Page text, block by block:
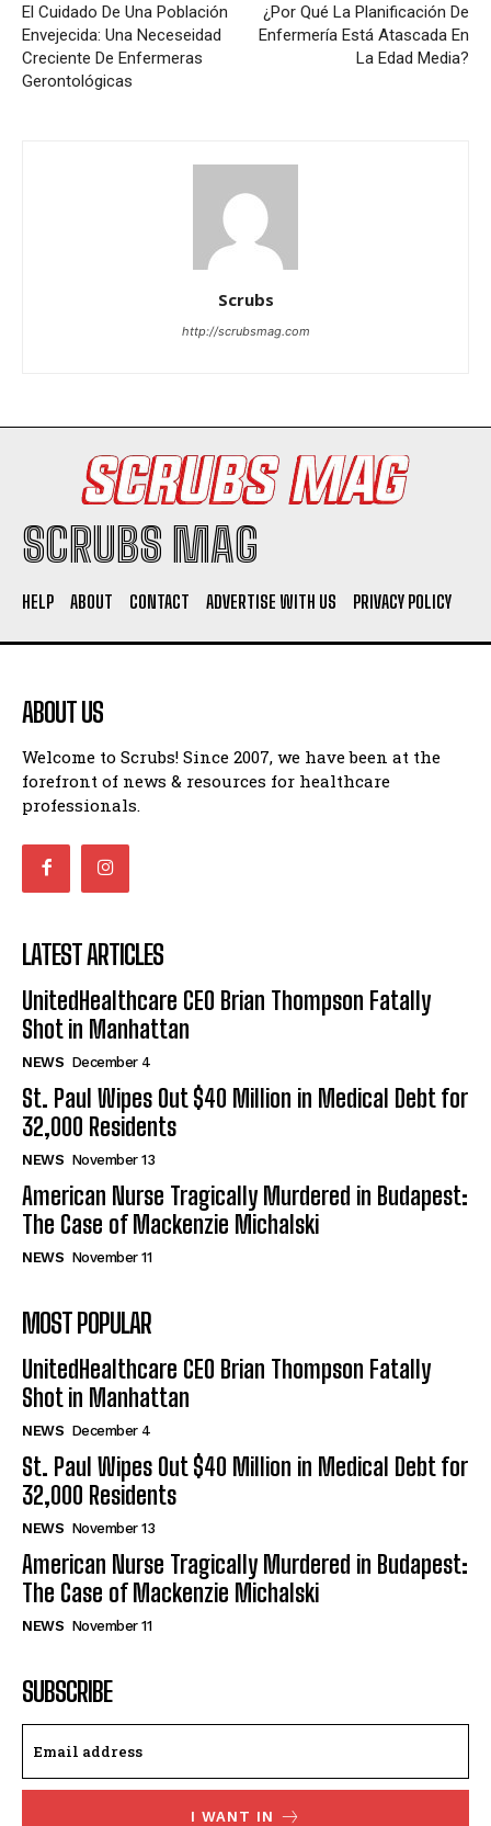
El Cuidado De Una Población
Envejecida: Una Neceseidad
Creciente De Enfermeras
Gerontológicas
¿Por Qué La Planificación De
Enfermería Está Atascada En
La Edad Media?
Scrubs
http://scrubsmag.com
SCRUBS MAG
HELP ABOUT CONTACT ADVERTISE WITH US PRIVACY POLICY
ABOUT US
Welcome to Scrubs! Since 2007, we have been at the
forefront of news & resources for healthcare
professionals.
LATEST ARTICLES
UnitedHealthcare CEO Brian Thompson Fatally
Shot in Manhattan
NEWS December 4
St. Paul Wipes Out $40 Million in Medical Debt for
32,000 Residents
NEWS November 13
American Nurse Tragically Murdered in Budapest:
The Case of Mackenzie Michalski
NEWS November 11
MOST POPULAR
UnitedHealthcare CEO Brian Thompson Fatally
Shot in Manhattan
NEWS December 4
St. Paul Wipes Out $40 Million in Medical Debt for
32,000 Residents
NEWS November 13
American Nurse Tragically Murdered in Budapest:
The Case of Mackenzie Michalski
NEWS November 11
SUBSCRIBE
I WANT IN